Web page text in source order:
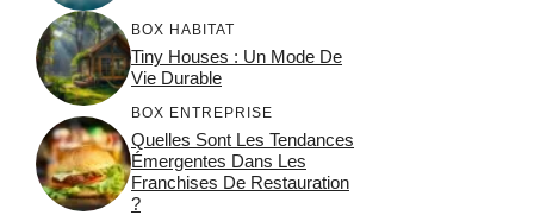
BOX HABITAT
Tiny Houses : Un Mode De
Vie Durable
BOX ENTREPRISE
Quelles Sont Les Tendances
Émergentes Dans Les
Franchises De Restauration
?